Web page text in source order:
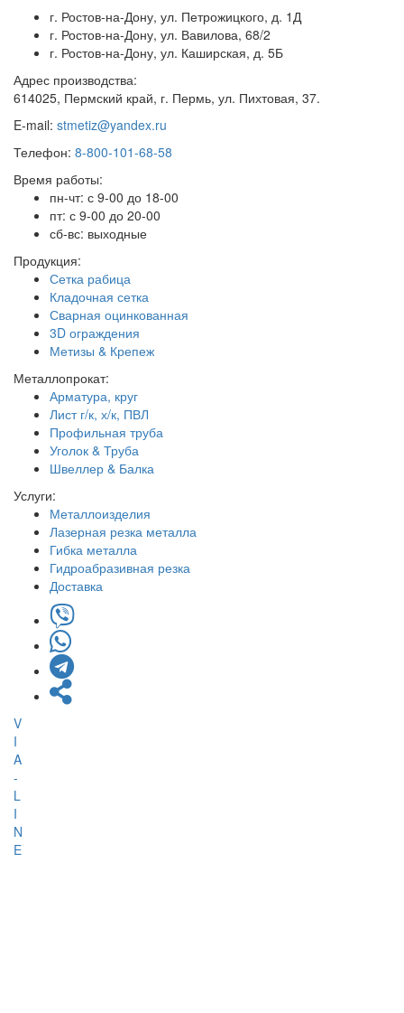
г. Ростов-на-Дону, ул. Петрожицкого, д. 1Д
г. Ростов-на-Дону, ул. Вавилова, 68/2
г. Ростов-на-Дону, ул. Каширская, д. 5Б
Адрес производства:
614025, Пермский край, г. Пермь, ул. Пихтовая, 37.
E-mail: stmetiz@yandex.ru
Телефон: 8-800-101-68-58
Время работы:
пн-чт: с 9-00 до 18-00
пт: с 9-00 до 20-00
сб-вс: выходные
Продукция:
Сетка рабица
Кладочная сетка
Сварная оцинкованная
3D ограждения
Метизы & Крепеж
Металлопрокат:
Арматура, круг
Лист г/к, х/к, ПВЛ
Профильная труба
Уголок & Труба
Швеллер & Балка
Услуги:
Металлоизделия
Лазерная резка металла
Гибка металла
Гидроабразивная резка
Доставка
V
I
A
-
L
I
N
E